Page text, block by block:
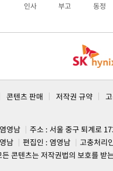
인사 부고 동정
콘텐츠 판매 저작권 규약
영남
주소 : 서울 중구 퇴계로
남
편집인 : 염영남
고충처리
든 콘텐츠는 저작권법의 보호를